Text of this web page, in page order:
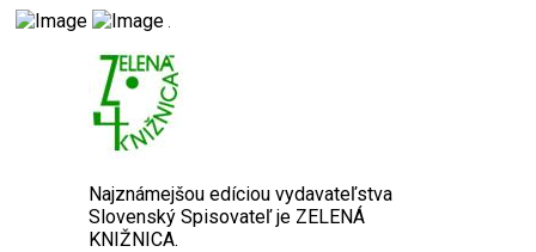
Najznámejšou edíciou vydavateľstva
Slovenský Spisovateľ je ZELENÁ
KNIŽNICA.